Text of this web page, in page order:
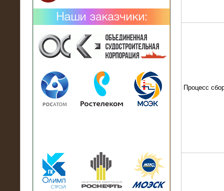
02.02.2019
Нагрузочный комплекс 26 МВт (10
кВ) поставлен в аренду на
Процесс